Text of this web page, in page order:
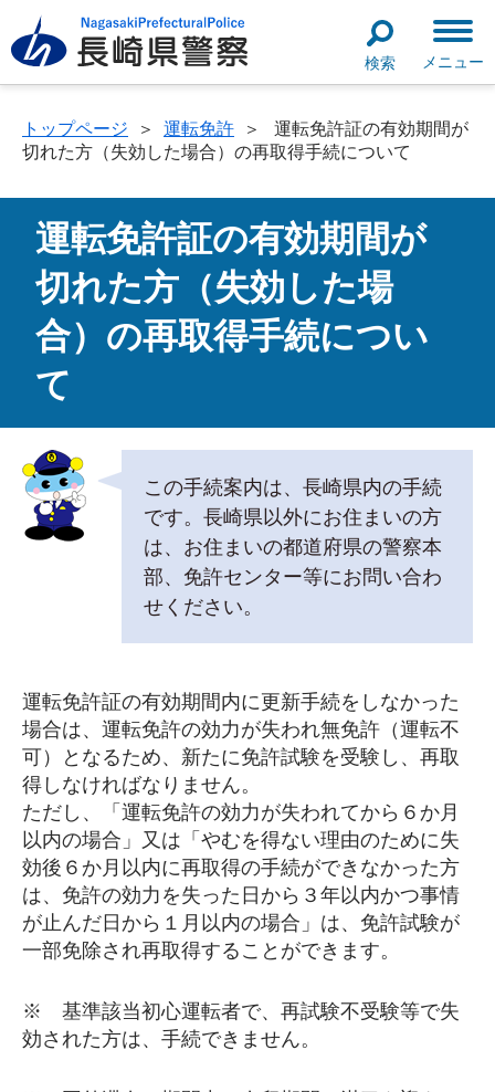
検索 メニュー
トップページ ＞ 運転免許 ＞
運転免許証の有効期間が
切れた方（失効した場合）の再取得手続について
運転免許証の有効期間が
切れた方（失効した場
合）の再取得手続につい
て
この手続案内は、長崎県内の手続
です。長崎県以外にお住まいの方
は、お住まいの都道府県の警察本
部、免許センター等にお問い合わ
せください。
運転免許証の有効期間内に更新手続をしなかった
場合は、運転免許の効力が失われ無免許（運転不
可）となるため、新たに免許試験を受験し、再取
得しなければなりません。
ただし、「運転免許の効力が失われてから６か月
以内の場合」又は「やむを得ない理由のために失
効後６か月以内に再取得の手続ができなかった方
は、免許の効力を失った日から３年以内かつ事情
が止んだ日から１月以内の場合」は、免許試験が
一部免除され再取得することができます。
※ 基準該当初心運転者で、再試験不受験等で失
効された方は、手続できません。